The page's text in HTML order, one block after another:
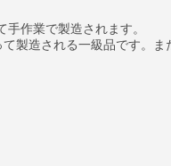
作業で製造されます。
製造される一級品です。